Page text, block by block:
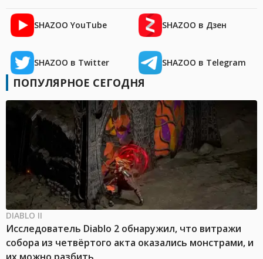
SHAZOO YouTube SHAZOO в Дзен
SHAZOO в Twitter SHAZOO в Telegram
ПОПУЛЯРНОЕ СЕГОДНЯ
DIABLO II
Исследователь Diablo 2 обнаружил, что витражи
собора из четвёртого акта оказались монстрами, и